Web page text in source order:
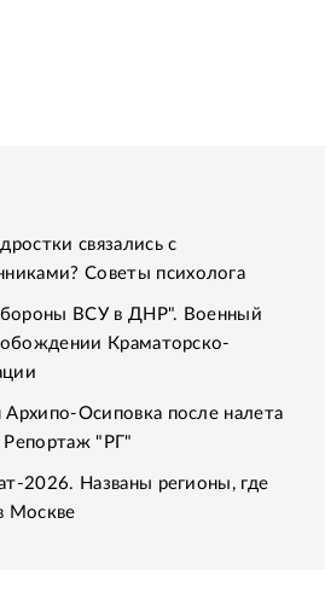
связались с
Советы психолога
ВСУ в ДНР". Военный
Краматорско-
Архипо-Осиповка после налета
"РГ"
2026. Названы регионы, где
Москве